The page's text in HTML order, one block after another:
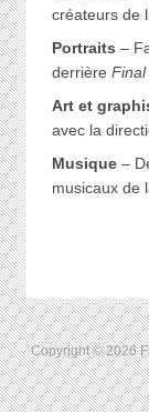
créateurs de
Portraits –
derrière Final
Art et
avec la
Musique–
musicaux de
Copyright © 2026